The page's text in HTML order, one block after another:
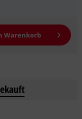
Warenkorb